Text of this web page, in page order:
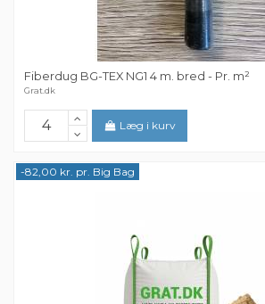
Fiberdug BG-TEX NG1 4 m. bred - Pr. m²
Grat.dk
Læg i kurv
-82,00 kr. pr. Big Bag